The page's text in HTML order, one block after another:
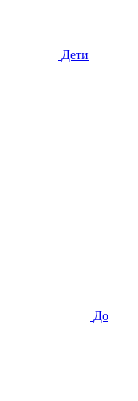
Дети
До